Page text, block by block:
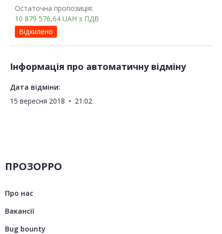
Остаточна пропозиція:
10 879 576,64 UAH з ПДВ
Відхилено
Інформація про автоматичну відміну
Дата відміни:
15 вересня 2018
21:02
ПРОЗОРРО
Про нас
Вакансії
Bug bounty